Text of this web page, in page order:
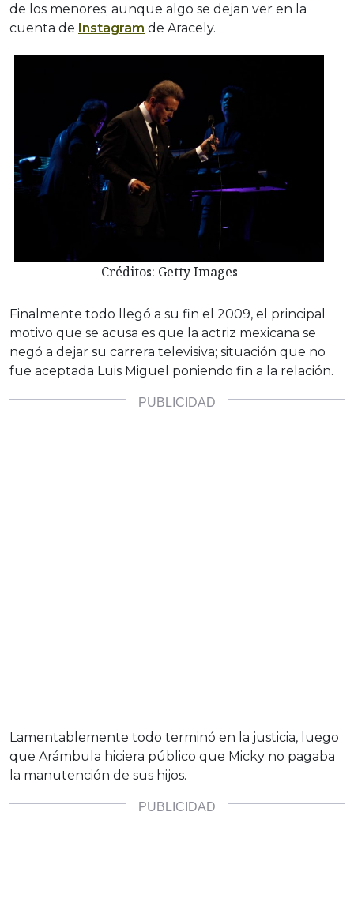
de los menores; aunque algo se dejan ver en la
cuenta de Instagram de Aracely.
Créditos: Getty Images
Finalmente todo llegó a su fin el 2009, el principal
motivo que se acusa es que la actriz mexicana se
negó a dejar su carrera televisiva; situación que no
fue aceptada Luis Miguel poniendo fin a la relación.
Lamentablemente todo terminó en la justicia, luego
que Arámbula hiciera público que Micky no pagaba
la manutención de sus hijos.